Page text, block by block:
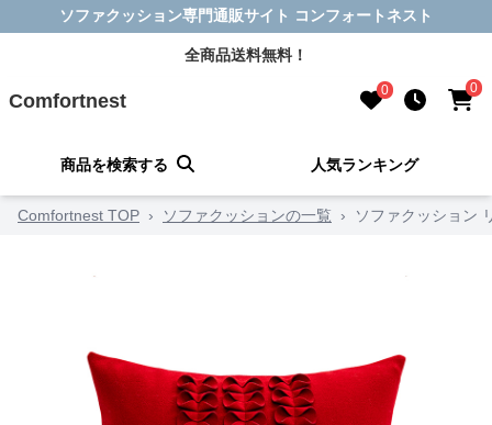
ソファクッション専門通販サイト コンフォートネスト
全商品送料無料！
Comfortnest 0 0
商品を検索する 人気ランキング
Comfortnest TOP › ソファクッションの一覧 › ソファクッション